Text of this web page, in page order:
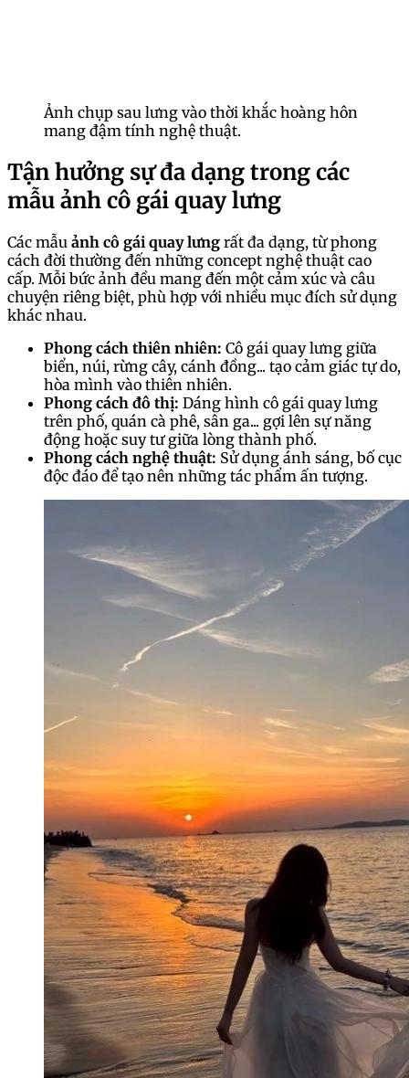
Ảnh chụp sau lưng vào thời khắc hoàng hôn
mang đậm tính nghệ thuật.
Tận hưởng sự đa dạng trong các
mẫu ảnh cô gái quay lưng
Các mẫu ảnh cô gái quay lưng rất đa dạng, từ phong
cách đời thường đến những concept nghệ thuật cao
cấp. Mỗi bức ảnh đều mang đến một cảm xúc và câu
chuyện riêng biệt, phù hợp với nhiều mục đích sử dụng
khác nhau.
Phong cách thiên nhiên: Cô gái quay lưng giữa
biển, núi, rừng cây, cánh đồng... tạo cảm giác tự do,
hòa mình vào thiên nhiên.
Phong cách đô thị: Dáng hình cô gái quay lưng
trên phố, quán cà phê, sân ga... gợi lên sự năng
động hoặc suy tư giữa lòng thành phố.
Phong cách nghệ thuật: Sử dụng ánh sáng, bố cục
độc đáo để tạo nên những tác phẩm ấn tượng.